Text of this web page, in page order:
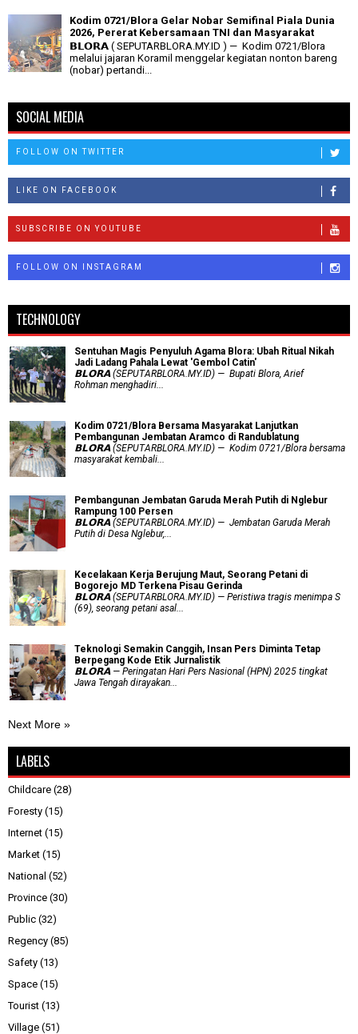
Kodim 0721/Blora Gelar Nobar Semifinal Piala Dunia
2026, Pererat Kebersamaan TNI dan Masyarakat
𝗕𝗟𝗢𝗥𝗔 ( SEPUTARBLORA.MY.ID ) — Kodim 0721/Blora
melalui jajaran Koramil menggelar kegiatan nonton bareng
(nobar) pertandi...
SOCIAL MEDIA
FOLLOW ON TWITTER
LIKE ON FACEBOOK
SUBSCRIBE ON YOUTUBE
FOLLOW ON INSTAGRAM
TECHNOLOGY
Sentuhan Magis Penyuluh Agama Blora: Ubah Ritual Nikah
Jadi Ladang Pahala Lewat 'Gembol Catin'
𝗕𝗟𝗢𝗥𝗔 (SEPUTARBLORA.MY.ID) — Bupati Blora, Arief
Rohman menghadiri...
Kodim 0721/Blora Bersama Masyarakat Lanjutkan
Pembangunan Jembatan Aramco di Randublatung
𝗕𝗟𝗢𝗥𝗔 (SEPUTARBLORA.MY.ID) — Kodim 0721/Blora bersama
masyarakat kembali...
Pembangunan Jembatan Garuda Merah Putih di Nglebur
Rampung 100 Persen
𝗕𝗟𝗢𝗥𝗔 (SEPUTARBLORA.MY.ID) — Jembatan Garuda Merah
Putih di Desa Nglebur,...
Kecelakaan Kerja Berujung Maut, Seorang Petani di
Bogorejo MD Terkena Pisau Gerinda
𝗕𝗟𝗢𝗥𝗔 (SEPUTARBLORA.MY.ID) — Peristiwa tragis menimpa S
(69), seorang petani asal...
Teknologi Semakin Canggih, Insan Pers Diminta Tetap
Berpegang Kode Etik Jurnalistik
𝗕𝗟𝗢𝗥𝗔 — Peringatan Hari Pers Nasional (HPN) 2025 tingkat
Jawa Tengah dirayakan...
Next More »
LABELS
Childcare (28)
Foresty (15)
Internet (15)
Market (15)
National (52)
Province (30)
Public (32)
Regency (85)
Safety (13)
Space (15)
Tourist (13)
Village (51)